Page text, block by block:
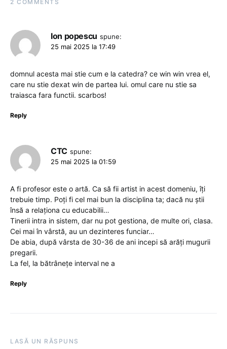
2 COMMENTS
Ion popescu spune:
25 mai 2025 la 17:49
domnul acesta mai stie cum e la catedra? ce win win vrea el,
care nu stie dexat win de partea lui. omul care nu stie sa
traiasca fara functii. scarbos!
Reply
CTC spune:
25 mai 2025 la 01:59
A fi profesor este o artă. Ca să fii artist in acest domeniu, îți
trebuie timp. Poți fi cel mai bun la disciplina ta; dacă nu știi
însă a relaționa cu educabilii…
Tinerii intra in sistem, dar nu pot gestiona, de multe ori, clasa.
Cei mai în vârstă, au un dezinteres funciar…
De abia, după vârsta de 30-36 de ani incepi să arăți mugurii
pregarii.
La fel, la bătrânețe interval ne a
Reply
LASĂ UN RĂSPUNS